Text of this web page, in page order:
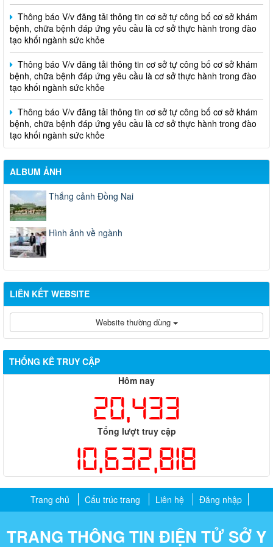
Thông báo V/v đăng tải thông tin cơ sở tự công bố cơ sở khám
bệnh, chữa bệnh đáp ứng yêu cầu là cơ sở thực hành trong đào
tạo khối ngành sức khỏe
Thông báo V/v đăng tải thông tin cơ sở tự công bố cơ sở khám
bệnh, chữa bệnh đáp ứng yêu cầu là cơ sở thực hành trong đào
tạo khối ngành sức khỏe
Thông báo V/v đăng tải thông tin cơ sở tự công bố cơ sở khám
bệnh, chữa bệnh đáp ứng yêu cầu là cơ sở thực hành trong đào
tạo khối ngành sức khỏe
ALBUM ẢNH
Thắng cảnh Đồng Nai
Hình ảnh về ngành
LIÊN KẾT WEBSITE
Website thường dùng
THỐNG KÊ TRUY CẬP
Hôm nay
20,433
Tổng lượt truy cập
10,632,818
Trang chủ Cấu trúc trang Liên hệ Đăng nhập
TRANG THÔNG TIN ĐIỆN TỬ SỞ Y